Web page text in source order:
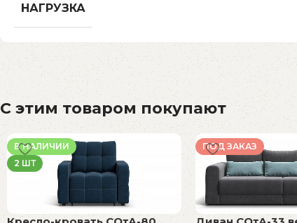
НАГРУЗКА
С этим товаром покупают
В НАЛИЧИИ
2 ШТ
ПОД ЗАКАЗ